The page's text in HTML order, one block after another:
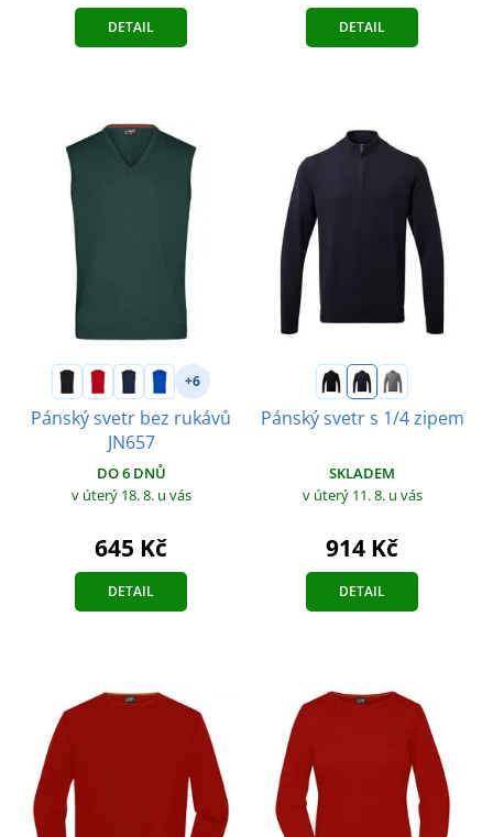
DETAIL DETAIL
+6
Pánský svetr bez rukávů
JN657
DO 6 DNŮ
v úterý 18. 8. u vás
645 Kč
DETAIL
Pánský svetr s 1/4 zipem
SKLADEM
v úterý 11. 8. u vás
914 Kč
DETAIL